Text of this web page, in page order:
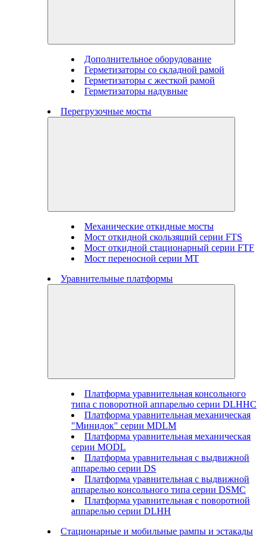
Дополнительное оборудование
Герметизаторы со складной рамой
Герметизаторы с жесткой рамой
Герметизаторы надувные
Перегрузочные мосты
Механические откидные мосты
Мост откидной скользящий серии FTS
Мост откидной стационарный серии FTF
Мост переносной серии MT
Уравнительные платформы
Платформа уравнительная консольного
типа с поворотной аппарелью серии DLHHC
Платформа уравнительная механическая
"Минидок" серии MDLM
Платформа уравнительная механическая
серии MODL
Платформа уравнительная с выдвижной
аппарелью серии DS
Платформа уравнительная с выдвижной
аппарелью консольного типа серии DSMC
Платформа уравнительная с поворотной
аппарелью серии DLHH
Стационарные и мобильные рампы и эстакады